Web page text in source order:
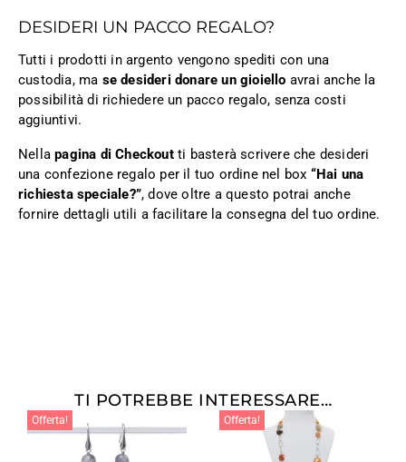
DESIDERI UN PACCO REGALO?
Tutti i prodotti in argento vengono spediti con una
custodia, ma se desideri donare un gioiello avrai anche la
possibilità di richiedere un pacco regalo, senza costi
aggiuntivi.
Nellapagina di Checkoutti basterà scrivere che desideri
una confezione regalo per il tuo ordine nel box “Hai una
richiesta speciale?”, dove oltre a questo potrai anche
fornire dettagli utili a facilitare la consegna del tuo ordine.
TI POTREBBE INTERESSARE…
Offerta! Offerta!